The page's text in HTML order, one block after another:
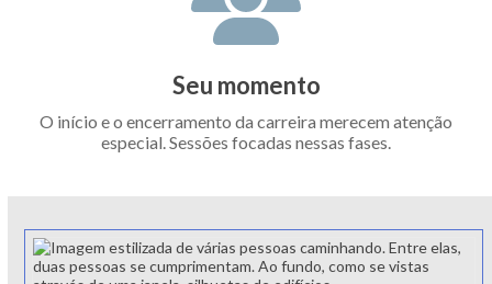
Seu momento
O início e o encerramento da carreira merecem atenção
especial. Sessões focadas nessas fases.